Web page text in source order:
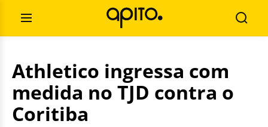
contentOpen
Menu
for:
Athletico ingressa com
medida no TJD contra o
Coritiba